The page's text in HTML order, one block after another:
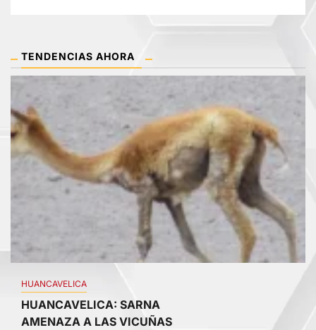
TENDENCIAS AHORA
1
HUANCAVELICA
HUANCAVELICA: SARNA
AMENAZA A LAS VICUÑAS